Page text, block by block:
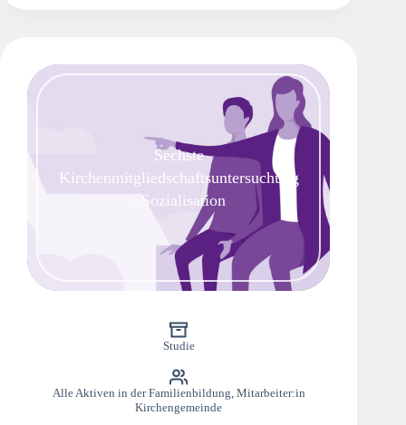
Sechste
Kirchenmitgliedschaftsuntersuchung
- Sozialisation
Studie
Alle Aktiven in der Familienbildung, Mitarbeiter:in
Kirchengemeinde